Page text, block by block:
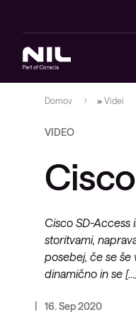
Omrežje
Sodobno
okolje
Izobraževanje
Reference
Vodiči
Domov » Videi
VIDEO
Cisco SD-Access
storitvami,
posebej, če se še
dinamično in se
16. Sep 2020